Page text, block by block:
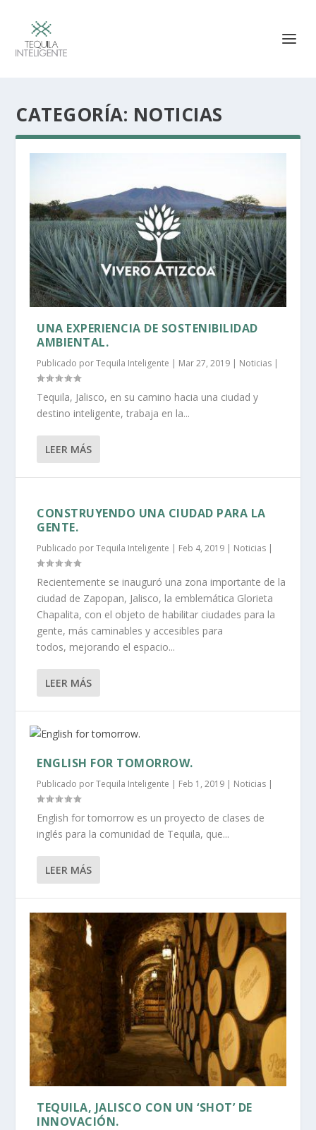
CATEGORÍA: NOTICIAS
UNA EXPERIENCIA DE SOSTENIBILIDAD
AMBIENTAL.
Publicado porTequila Inteligente | Mar 27, 2019 | Noticias |
Tequila, Jalisco, en su camino hacia una ciudad y
destino inteligente, trabaja en la...
LEER MÁS
CONSTRUYENDO UNA CIUDAD PARA LA
GENTE.
Publicado porTequila Inteligente | Feb 4, 2019 | Noticias |
Recientemente se inauguró una zona importante de la
ciudad de Zapopan, Jalisco, la emblemática Glorieta
Chapalita, con el objeto de habilitar ciudades para la
gente, más caminables y accesibles para
todos, mejorando el espacio...
LEER MÁS
ENGLISH FOR TOMORROW.
Publicado porTequila Inteligente | Feb 1, 2019 | Noticias |
English for tomorrow es un proyecto de clases de
inglés para la comunidad de Tequila, que...
LEER MÁS
TEQUILA, JALISCO CON UN ‘SHOT’ DE
INNOVACIÓN.